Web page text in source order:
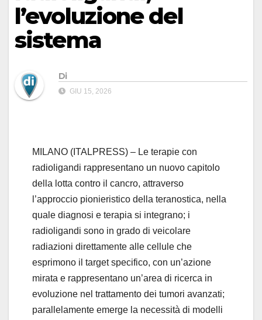
l’evoluzione del
sistema
Di
GIU 15, 2026
MILANO (ITALPRESS) – Le terapie con
radioligandi rappresentano un nuovo capitolo
della lotta contro il cancro, attraverso
l’approccio pionieristico della teranostica, nella
quale diagnosi e terapia si integrano; i
radioligandi sono in grado di veicolare
radiazioni direttamente alle cellule che
esprimono il target specifico, con un’azione
mirata e rappresentano un’area di ricerca in
evoluzione nel trattamento dei tumori avanzati;
parallelamente emerge la necessità di modelli